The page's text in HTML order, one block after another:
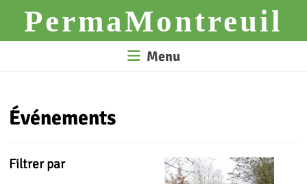
contentPermaMontreuil
Menu
Événements
Filtrer par